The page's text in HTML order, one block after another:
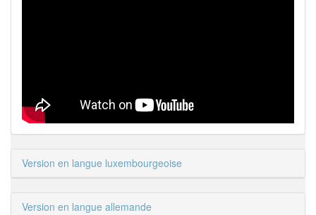
Version en langue luxembourgeoise
Version en langue allemande